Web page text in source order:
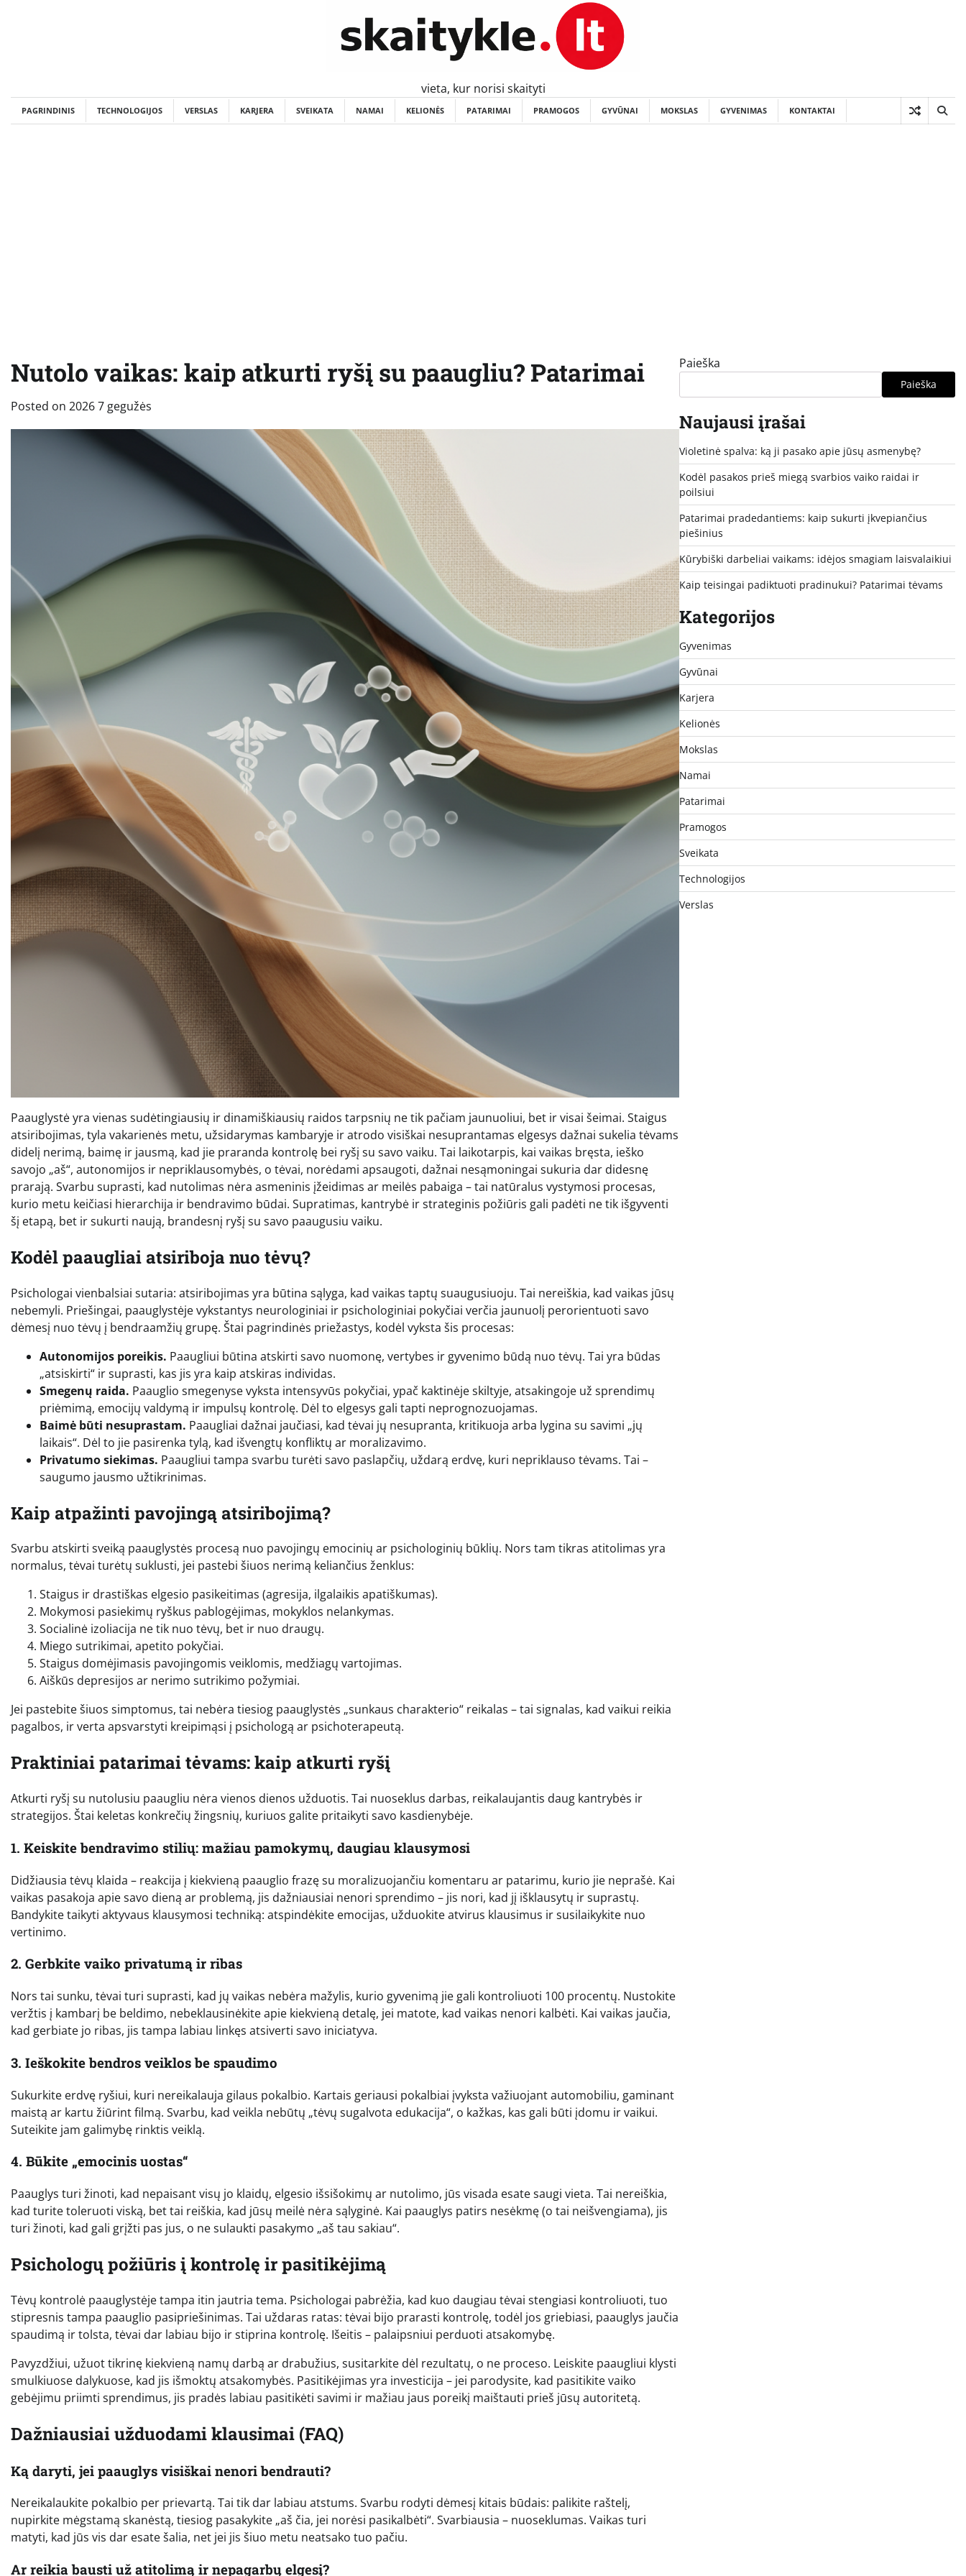
vieta, kur norisi skaityti
PAGRINDINIS TECHNOLOGIJOS VERSLAS KARJERA SVEIKATA NAMAI KELIONĖS PATARIMAI PRAMOGOS GYVŪNAI MOKSLAS GYVENIMAS KONTAKTAI
Nutolo vaikas: kaip atkurti ryšį su paaugliu? Patarimai
Posted on 2026 7 gegužės
Paauglystė yra vienas sudėtingiausių ir dinamiškiausių raidos tarpsnių ne tik pačiam jaunuoliui, bet ir visai šeimai. Staigus
atsiribojimas, tyla vakarienės metu, užsidarymas kambaryje ir atrodo visiškai nesuprantamas elgesys dažnai sukelia tėvams
didelį nerimą, baimę ir jausmą, kad jie praranda kontrolę bei ryšį su savo vaiku. Tai laikotarpis, kai vaikas bręsta, ieško
savojo „aš“, autonomijos ir nepriklausomybės, o tėvai, norėdami apsaugoti, dažnai nesąmoningai sukuria dar didesnę
prarają. Svarbu suprasti, kad nutolimas nėra asmeninis įžeidimas ar meilės pabaiga – tai natūralus vystymosi procesas,
kurio metu keičiasi hierarchija ir bendravimo būdai. Supratimas, kantrybė ir strateginis požiūris gali padėti ne tik išgyventi
šį etapą, bet ir sukurti naują, brandesnį ryšį su savo paaugusiu vaiku.
Kodėl paaugliai atsiriboja nuo tėvų?
Psichologai vienbalsiai sutaria: atsiribojimas yra būtina sąlyga, kad vaikas taptų suaugusiuoju. Tai nereiškia, kad vaikas jūsų
nebemyli. Priešingai, paauglystėje vykstantys neurologiniai ir psichologiniai pokyčiai verčia jaunuolį perorientuoti savo
dėmesį nuo tėvų į bendraamžių grupę. Štai pagrindinės priežastys, kodėl vyksta šis procesas:
Autonomijos poreikis. Paaugliui būtina atskirti savo nuomonę, vertybes ir gyvenimo būdą nuo tėvų. Tai yra būdas
„atsiskirti“ ir suprasti, kas jis yra kaip atskiras individas.
Smegenų raida. Paauglio smegenyse vyksta intensyvūs pokyčiai, ypač kaktinėje skiltyje, atsakingoje už sprendimų
priėmimą, emocijų valdymą ir impulsų kontrolę. Dėl to elgesys gali tapti neprognozuojamas.
Baimė būti nesuprastam. Paaugliai dažnai jaučiasi, kad tėvai jų nesupranta, kritikuoja arba lygina su savimi „jų
laikais“. Dėl to jie pasirenka tylą, kad išvengtų konfliktų ar moralizavimo.
Privatumo siekimas. Paaugliui tampa svarbu turėti savo paslapčių, uždarą erdvę, kuri nepriklauso tėvams. Tai –
saugumo jausmo užtikrinimas.
Kaip atpažinti pavojingą atsiribojimą?
Svarbu atskirti sveiką paauglystės procesą nuo pavojingų emocinių ar psichologinių būklių. Nors tam tikras atitolimas yra
normalus, tėvai turėtų suklusti, jei pastebi šiuos nerimą keliančius ženklus:
Staigus ir drastiškas elgesio pasikeitimas (agresija, ilgalaikis apatiškumas).
Mokymosi pasiekimų ryškus pablogėjimas, mokyklos nelankymas.
Socialinė izoliacija ne tik nuo tėvų, bet ir nuo draugų.
Miego sutrikimai, apetito pokyčiai.
Staigus domėjimasis pavojingomis veiklomis, medžiagų vartojimas.
Aiškūs depresijos ar nerimo sutrikimo požymiai.
Jei pastebite šiuos simptomus, tai nebėra tiesiog paauglystės „sunkaus charakterio“ reikalas – tai signalas, kad vaikui reikia
pagalbos, ir verta apsvarstyti kreipimąsi į psichologą ar psichoterapeutą.
Praktiniai patarimai tėvams: kaip atkurti ryšį
Atkurti ryšį su nutolusiu paaugliu nėra vienos dienos užduotis. Tai nuoseklus darbas, reikalaujantis daug kantrybės ir
strategijos. Štai keletas konkrečių žingsnių, kuriuos galite pritaikyti savo kasdienybėje.
1. Keiskite bendravimo stilių: mažiau pamokymų, daugiau klausymosi
Didžiausia tėvų klaida – reakcija į kiekvieną paauglio frazę su moralizuojančiu komentaru ar patarimu, kurio jie neprašė. Kai
vaikas pasakoja apie savo dieną ar problemą, jis dažniausiai nenori sprendimo – jis nori, kad jį išklausytų ir suprastų.
Bandykite taikyti aktyvaus klausymosi techniką: atspindėkite emocijas, užduokite atvirus klausimus ir susilaikykite nuo
vertinimo.
2. Gerbkite vaiko privatumą ir ribas
Nors tai sunku, tėvai turi suprasti, kad jų vaikas nebėra mažylis, kurio gyvenimą jie gali kontroliuoti 100 procentų. Nustokite
veržtis į kambarį be beldimo, nebeklausinėkite apie kiekvieną detalę, jei matote, kad vaikas nenori kalbėti. Kai vaikas jaučia,
kad gerbiate jo ribas, jis tampa labiau linkęs atsiverti savo iniciatyva.
3. Ieškokite bendros veiklos be spaudimo
Sukurkite erdvę ryšiui, kuri nereikalauja gilaus pokalbio. Kartais geriausi pokalbiai įvyksta važiuojant automobiliu, gaminant
maistą ar kartu žiūrint filmą. Svarbu, kad veikla nebūtų „tėvų sugalvota edukacija“, o kažkas, kas gali būti įdomu ir vaikui.
Suteikite jam galimybę rinktis veiklą.
4. Būkite „emocinis uostas“
Paauglys turi žinoti, kad nepaisant visų jo klaidų, elgesio išsišokimų ar nutolimo, jūs visada esate saugi vieta. Tai nereiškia,
kad turite toleruoti viską, bet tai reiškia, kad jūsų meilė nėra sąlyginė. Kai paauglys patirs nesėkmę (o tai neišvengiama), jis
turi žinoti, kad gali grįžti pas jus, o ne sulaukti pasakymo „aš tau sakiau“.
Psichologų požiūris į kontrolę ir pasitikėjimą
Tėvų kontrolė paauglystėje tampa itin jautria tema. Psichologai pabrėžia, kad kuo daugiau tėvai stengiasi kontroliuoti, tuo
stipresnis tampa paauglio pasipriešinimas. Tai uždaras ratas: tėvai bijo prarasti kontrolę, todėl jos griebiasi, paauglys jaučia
spaudimą ir tolsta, tėvai dar labiau bijo ir stiprina kontrolę. Išeitis – palaipsniui perduoti atsakomybę.
Pavyzdžiui, užuot tikrinę kiekvieną namų darbą ar drabužius, susitarkite dėl rezultatų, o ne proceso. Leiskite paaugliui klysti
smulkiuose dalykuose, kad jis išmoktų atsakomybės. Pasitikėjimas yra investicija – jei parodysite, kad pasitikite vaiko
gebėjimu priimti sprendimus, jis pradės labiau pasitikėti savimi ir mažiau jaus poreikį maištauti prieš jūsų autoritetą.
Dažniausiai užduodami klausimai (FAQ)
Ką daryti, jei paauglys visiškai nenori bendrauti?
Nereikalaukite pokalbio per prievartą. Tai tik dar labiau atstums. Svarbu rodyti dėmesį kitais būdais: palikite raštelį,
nupirkite mėgstamą skanėstą, tiesiog pasakykite „aš čia, jei norėsi pasikalbėti“. Svarbiausia – nuoseklumas. Vaikas turi
matyti, kad jūs vis dar esate šalia, net jei jis šiuo metu neatsako tuo pačiu.
Ar reikia bausti už atitolimą ir nepagarbų elgesį?
Paieška
Paieška
Naujausi įrašai
Violetinė spalva: ką ji pasako apie jūsų asmenybę?
Kodėl pasakos prieš miegą svarbios vaiko raidai ir
poilsiui
Patarimai pradedantiems: kaip sukurti įkvepiančius
piešinius
Kūrybiški darbeliai vaikams: idėjos smagiam laisvalaikiui
Kaip teisingai padiktuoti pradinukui? Patarimai tėvams
Kategorijos
Gyvenimas
Gyvūnai
Karjera
Kelionės
Mokslas
Namai
Patarimai
Pramogos
Sveikata
Technologijos
Verslas